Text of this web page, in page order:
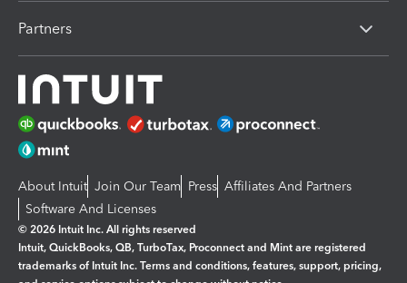
Partners
About Intuit Join Our Team Press Affiliates And Partners
Software And Licenses
© 2026 Intuit Inc. All rights reserved
Intuit, QuickBooks, QB, TurboTax, Proconnect and Mint are registered
trademarks of Intuit Inc. Terms and conditions, features, support, pricing,